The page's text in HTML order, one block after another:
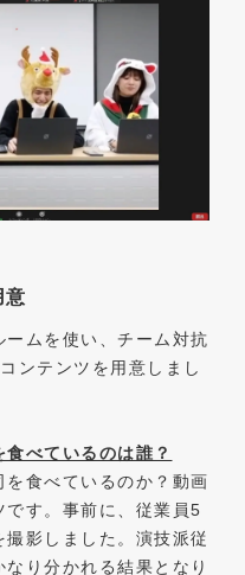
意
ムを使い、チーム対抗
ンテンツを用意しまし
べているのは誰？
食べているのか？動画
す。事前に、従業員5
影しました。演技派従
り分かれる結果となり